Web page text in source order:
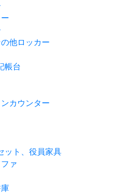
他ロッカー
帳台
カウンター
ット、役員家具
ァ